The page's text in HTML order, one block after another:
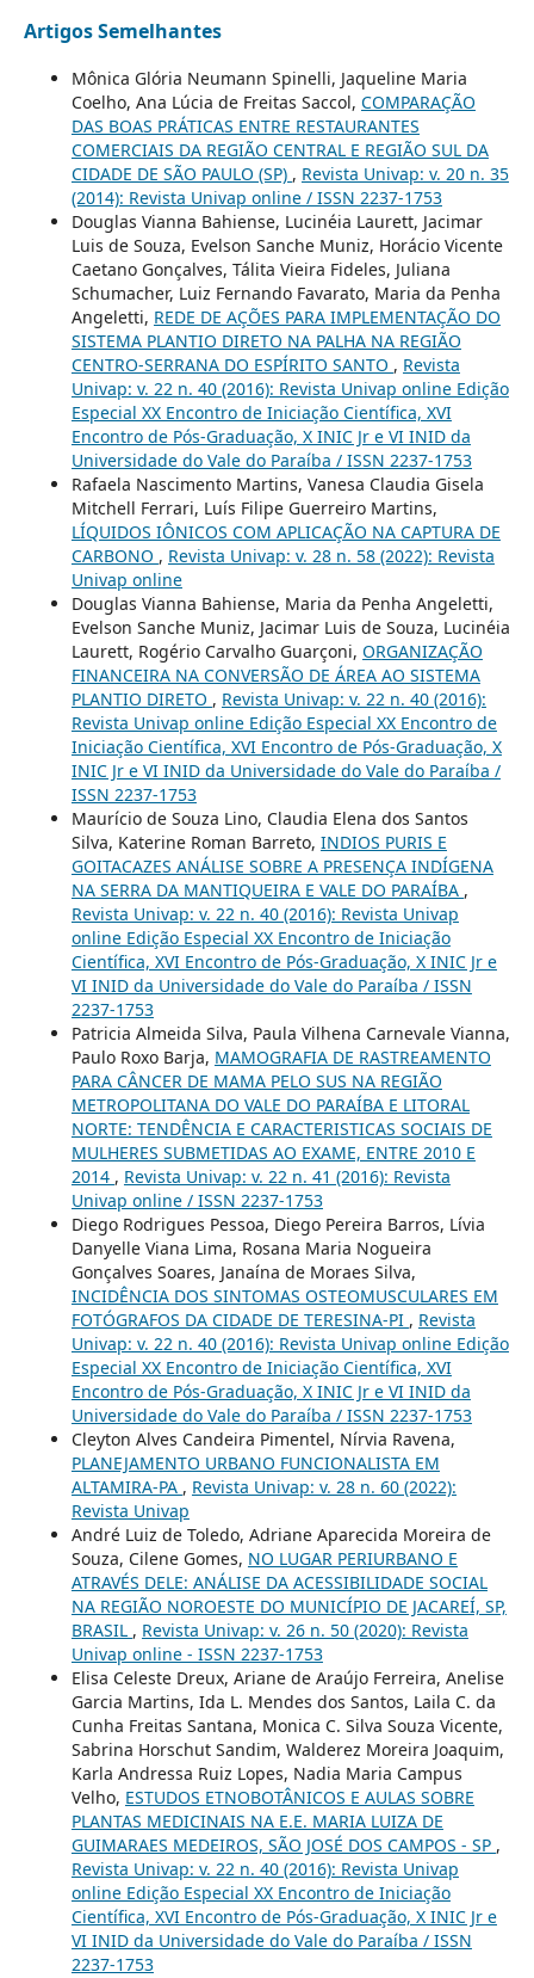
Artigos Semelhantes
Mônica Glória Neumann Spinelli, Jaqueline Maria
Coelho, Ana Lúcia de Freitas Saccol, COMPARAÇÃO
DAS BOAS PRÁTICAS ENTRE RESTAURANTES
COMERCIAIS DA REGIÃO CENTRAL E REGIÃO SUL DA
CIDADE DE SÃO PAULO (SP) , Revista Univap: v. 20 n. 35
(2014): Revista Univap online / ISSN 2237-1753
Douglas Vianna Bahiense, Lucinéia Laurett, Jacimar
Luis de Souza, Evelson Sanche Muniz, Horácio Vicente
Caetano Gonçalves, Tálita Vieira Fideles, Juliana
Schumacher, Luiz Fernando Favarato, Maria da Penha
Angeletti, REDE DE AÇÕES PARA IMPLEMENTAÇÃO DO
SISTEMA PLANTIO DIRETO NA PALHA NA REGIÃO
CENTRO-SERRANA DO ESPÍRITO SANTO , Revista
Univap: v. 22 n. 40 (2016): Revista Univap online Edição
Especial XX Encontro de Iniciação Científica, XVI
Encontro de Pós-Graduação, X INIC Jr e VI INID da
Universidade do Vale do Paraíba / ISSN 2237-1753
Rafaela Nascimento Martins, Vanesa Claudia Gisela
Mitchell Ferrari, Luís Filipe Guerreiro Martins,
LÍQUIDOS IÔNICOS COM APLICAÇÃO NA CAPTURA DE
CARBONO , Revista Univap: v. 28 n. 58 (2022): Revista
Univap online
Douglas Vianna Bahiense, Maria da Penha Angeletti,
Evelson Sanche Muniz, Jacimar Luis de Souza, Lucinéia
Laurett, Rogério Carvalho Guarçoni, ORGANIZAÇÃO
FINANCEIRA NA CONVERSÃO DE ÁREA AO SISTEMA
PLANTIO DIRETO , Revista Univap: v. 22 n. 40 (2016):
Revista Univap online Edição Especial XX Encontro de
Iniciação Científica, XVI Encontro de Pós-Graduação, X
INIC Jr e VI INID da Universidade do Vale do Paraíba /
ISSN 2237-1753
Maurício de Souza Lino, Claudia Elena dos Santos
Silva, Katerine Roman Barreto, INDIOS PURIS E
GOITACAZES ANÁLISE SOBRE A PRESENÇA INDÍGENA
NA SERRA DA MANTIQUEIRA E VALE DO PARAÍBA ,
Revista Univap: v. 22 n. 40 (2016): Revista Univap
online Edição Especial XX Encontro de Iniciação
Científica, XVI Encontro de Pós-Graduação, X INIC Jr e
VI INID da Universidade do Vale do Paraíba / ISSN
2237-1753
Patricia Almeida Silva, Paula Vilhena Carnevale Vianna,
Paulo Roxo Barja, MAMOGRAFIA DE RASTREAMENTO
PARA CÂNCER DE MAMA PELO SUS NA REGIÃO
METROPOLITANA DO VALE DO PARAÍBA E LITORAL
NORTE: TENDÊNCIA E CARACTERISTICAS SOCIAIS DE
MULHERES SUBMETIDAS AO EXAME, ENTRE 2010 E
2014 , Revista Univap: v. 22 n. 41 (2016): Revista
Univap online / ISSN 2237-1753
Diego Rodrigues Pessoa, Diego Pereira Barros, Lívia
Danyelle Viana Lima, Rosana Maria Nogueira
Gonçalves Soares, Janaína de Moraes Silva,
INCIDÊNCIA DOS SINTOMAS OSTEOMUSCULARES EM
FOTÓGRAFOS DA CIDADE DE TERESINA-PI , Revista
Univap: v. 22 n. 40 (2016): Revista Univap online Edição
Especial XX Encontro de Iniciação Científica, XVI
Encontro de Pós-Graduação, X INIC Jr e VI INID da
Universidade do Vale do Paraíba / ISSN 2237-1753
Cleyton Alves Candeira Pimentel, Nírvia Ravena,
PLANEJAMENTO URBANO FUNCIONALISTA EM
ALTAMIRA-PA , Revista Univap: v. 28 n. 60 (2022):
Revista Univap
André Luiz de Toledo, Adriane Aparecida Moreira de
Souza, Cilene Gomes, NO LUGAR PERIURBANO E
ATRAVÉS DELE: ANÁLISE DA ACESSIBILIDADE SOCIAL
NA REGIÃO NOROESTE DO MUNICÍPIO DE JACAREÍ, SP,
BRASIL , Revista Univap: v. 26 n. 50 (2020): Revista
Univap online - ISSN 2237-1753
Elisa Celeste Dreux, Ariane de Araújo Ferreira, Anelise
Garcia Martins, Ida L. Mendes dos Santos, Laila C. da
Cunha Freitas Santana, Monica C. Silva Souza Vicente,
Sabrina Horschut Sandim, Walderez Moreira Joaquim,
Karla Andressa Ruiz Lopes, Nadia Maria Campus
Velho, ESTUDOS ETNOBOTÂNICOS E AULAS SOBRE
PLANTAS MEDICINAIS NA E.E. MARIA LUIZA DE
GUIMARAES MEDEIROS, SÃO JOSÉ DOS CAMPOS - SP ,
Revista Univap: v. 22 n. 40 (2016): Revista Univap
online Edição Especial XX Encontro de Iniciação
Científica, XVI Encontro de Pós-Graduação, X INIC Jr e
VI INID da Universidade do Vale do Paraíba / ISSN
2237-1753